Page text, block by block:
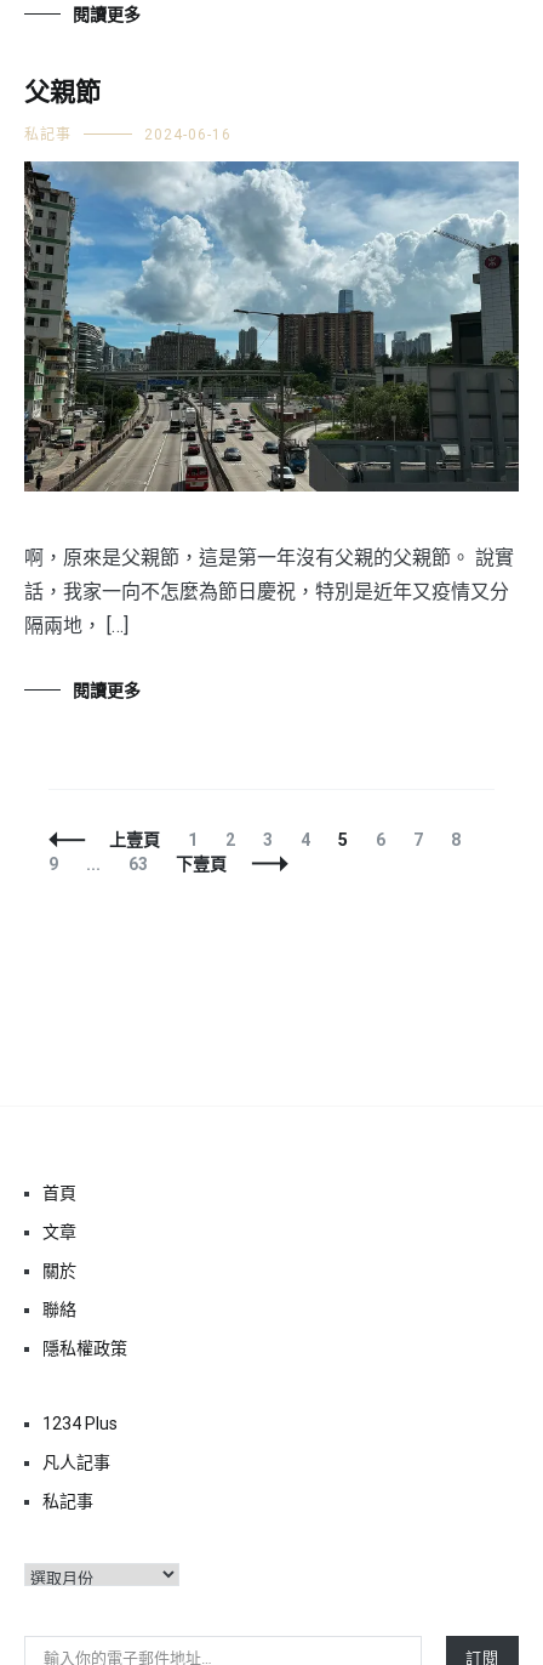
閱讀更多
父親節
私記事 2024-06-16
啊，原來是父親節，這是第一年沒有父親的父親節。 說實
話，我家一向不怎麼為節日慶祝，特別是近年又疫情又分
隔兩地， […]
閱讀更多
文
章
上壹頁
頁
面
1
頁
面
2
頁
面
3
頁
4
頁
5
頁
6
頁
7
頁
8
9 ...
頁
63 下壹頁
首頁
文章
關於
聯絡
隱私權政策
1234 Plus
凡人記事
私記事
彙
輸入你的電子郵件地址…
訂閱